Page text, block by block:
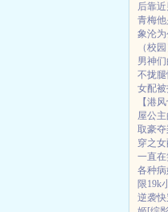
后靠
青梅
象沦
（校园
男神
不拢腿
女配被
【港
屋公
取豪夺
穿之
一直
各种
限19k
逆袭